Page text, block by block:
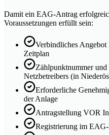
Damit ein EAG-Antrag
Voraussetzungen erfüllt sein:
Verbindliches
Zeitplan
Zählpunktnummer und
Netzbetreibers (in
Erforderliche
der Anlage
Antragstellung VOR
Registrierung im